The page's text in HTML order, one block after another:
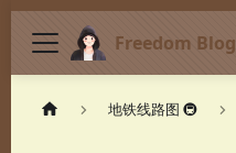
Freedom Blog
地铁线路图 🚇